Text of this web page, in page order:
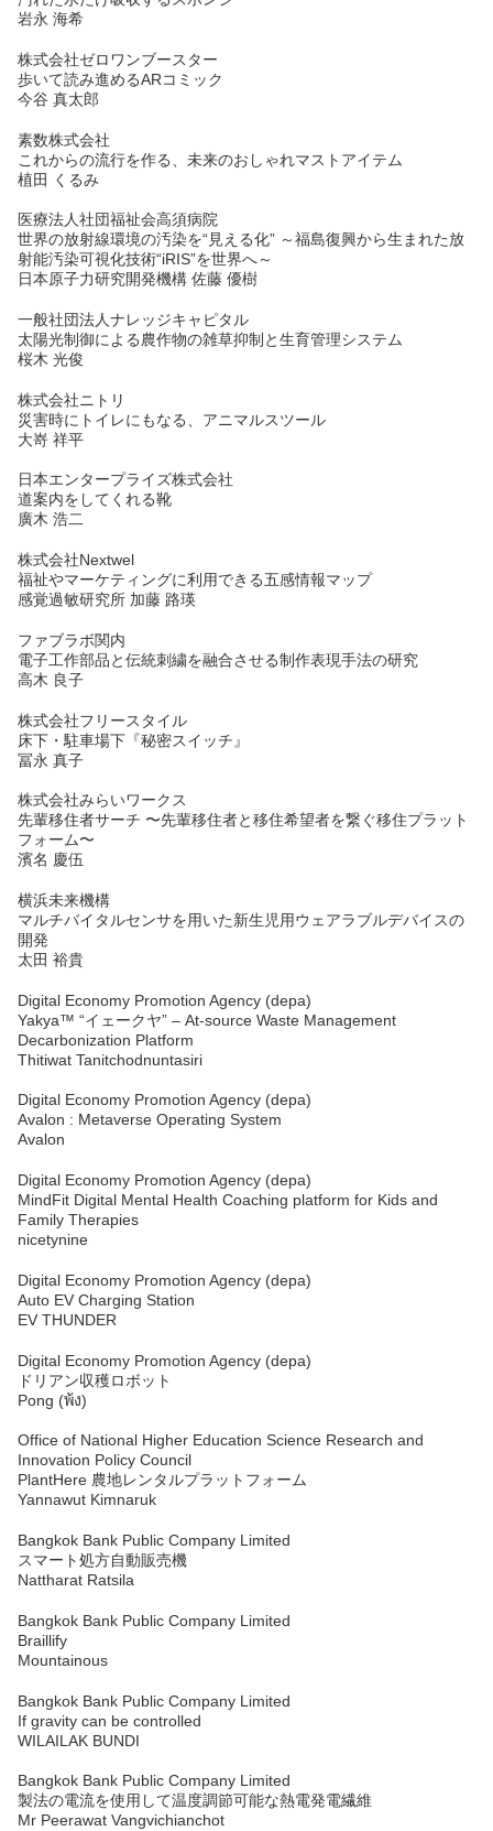
岩永 海希
株式会社ゼロワンブースター
歩いて読み進めるARコミック
今谷 真太郎
素数株式会社
これからの流行を作る、未来のおしゃれマストアイテム
植田 くるみ
医療法人社団福祉会高須病院
世界の放射線環境の汚染を“見える化” ～福島復興から生まれた放
射能汚染可視化技術“iRIS”を世界へ～
日本原子力研究開発機構 佐藤 優樹
一般社団法人ナレッジキャピタル
太陽光制御による農作物の雑草抑制と生育管理システム
桜木 光俊
株式会社ニトリ
災害時にトイレにもなる、アニマルスツール
大嵜 祥平
日本エンタープライズ株式会社
道案内をしてくれる靴
廣木 浩二
株式会社Nextwel
福祉やマーケティングに利用できる五感情報マップ
感覚過敏研究所 加藤 路瑛
ファブラボ関内
電子工作部品と伝統刺繍を融合させる制作表現手法の研究
高木 良子
株式会社フリースタイル
床下・駐車場下『秘密スイッチ』
冨永 真子
株式会社みらいワークス
先輩移住者サーチ 〜先輩移住者と移住希望者を繋ぐ移住プラット
フォーム〜
濱名 慶伍
横浜未来機構
マルチバイタルセンサを用いた新生児用ウェアラブルデバイスの
開発
太田 裕貴
Digital Economy Promotion Agency (depa)
Yakya™ “イェークヤ” – At-source Waste Management
Decarbonization Platform
Thitiwat Tanitchodnuntasiri
Digital Economy Promotion Agency (depa)
Avalon : Metaverse Operating System
Avalon
Digital Economy Promotion Agency (depa)
MindFit Digital Mental Health Coaching platform for Kids and
Family Therapies
nicetynine
Digital Economy Promotion Agency (depa)
Auto EV Charging Station
EV THUNDER
Digital Economy Promotion Agency (depa)
ドリアン収穫ロボット
Pong (พ้ง)
Office of National Higher Education Science Research and
Innovation Policy Council
PlantHere 農地レンタルプラットフォーム
Yannawut Kimnaruk
Bangkok Bank Public Company Limited
スマート処方自動販売機
Nattharat Ratsila
Bangkok Bank Public Company Limited
Braillify
Mountainous
Bangkok Bank Public Company Limited
If gravity can be controlled
WILAILAK BUNDI
Bangkok Bank Public Company Limited
製法の電流を使用して温度調節可能な熱電発電繊維
Mr Peerawat Vangvichianchot